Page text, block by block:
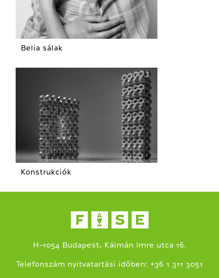
Belia sálak
Konstrukciók
H-1054 Budapest, Kálmán Imre utca 16.
Telefonszám nyitvatartási időben: +36 1 311 3051